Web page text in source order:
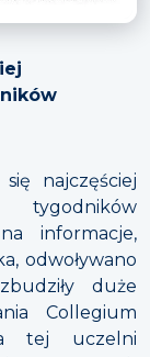
najczęściej
informacje,
odwoływano
duże
Collegium
tej uczelni